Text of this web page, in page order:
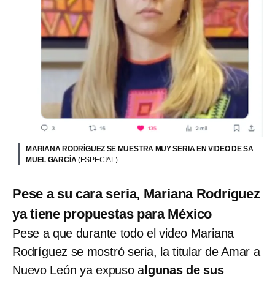
MARIANA RODRÍGUEZ SE MUESTRA MUY SERIA EN VIDEO DE SA
MUEL GARCÍA(ESPECIAL)
Pese a su cara seria, Mariana Rodríguez
ya tiene propuestas para México
Pese a que durante todo el video Mariana
Rodríguez se mostró seria, la titular de Amar a
Nuevo León ya expuso a lgunas de sus